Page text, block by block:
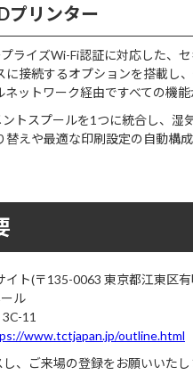
プリンター
プライズWi-Fi認証に対応した、
に接続するオプションを搭載し
ットワーク経由ですべての機能
ントスプールを1つに統合し、
替えや最適な印刷設定の自動構
イト(〒135-0063 東京都江東区
ル
11
www.tctjapan.jp/outline.html
、ご来場の登録をお願いいたし